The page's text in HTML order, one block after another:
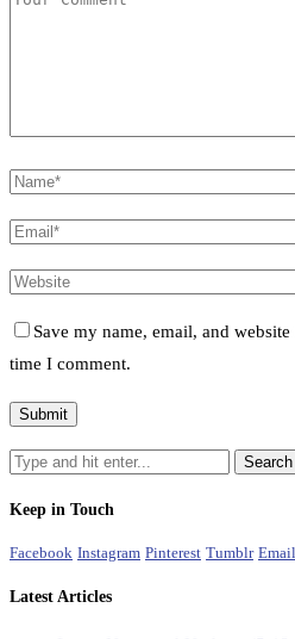
Save my name, email, and
time I comment.
Keep in Touch
Facebook Instagram Pinterest Tumblr Email
Latest Articles